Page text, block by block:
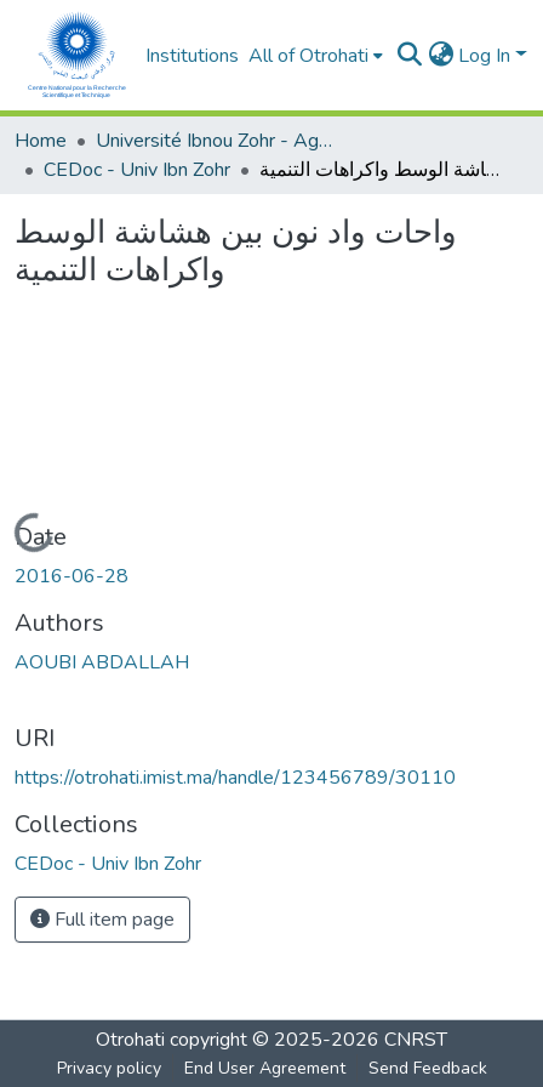
Institutions All of Otrohati Log In
Home
Université Ibnou Zohr - Agadir
CEDoc - Univ Ibn Zohr
واحات واد نون بين هشاشة الوسط واكراهات التنمية
واحات واد نون بين هشاشة الوسط
واكراهات التنمية
Loading...
Date
2016-06-28
Authors
AOUBI ABDALLAH
URI
https://otrohati.imist.ma/handle/123456789/30110
Collections
CEDoc - Univ Ibn Zohr
Full item page
Otrohati copyright © 2025-2026 CNRST
Privacy policy End User Agreement Send Feedback